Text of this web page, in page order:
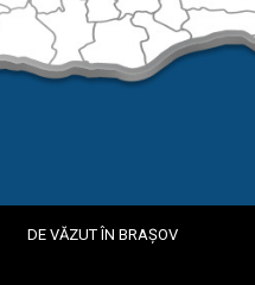
DE VĂZUT ÎN BRAȘOV